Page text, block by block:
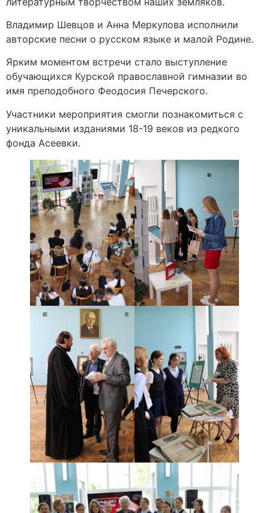
Владимир Шевцов и Анна Меркулова исполнили
авторские песни о русском языке и малой Родине.
Ярким моментом встречи стало выступление
обучающихся Курской православной гимназии во
имя преподобного Феодосия Печерского.
Участники мероприятия смогли познакомиться с
уникальными изданиями 18-19 веков из редкого
фонда Асеевки.